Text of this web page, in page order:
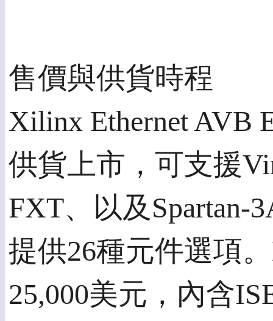
售價與供貨時程
Xilinx Ethernet AVB
供貨上市，可支援
FXT、以及Spartan-
提供26種元件選項
25,000美元，內含